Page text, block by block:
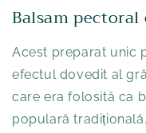
Balsam
Acest preparat unic
efectul dovedit al
care era folosită ca
populară tradițională.